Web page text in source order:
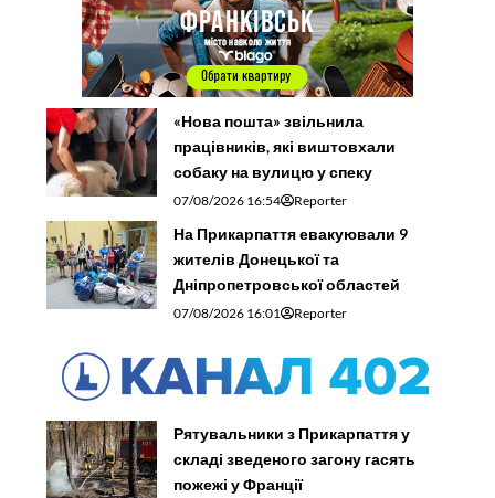
«Нова пошта» звільнила
працівників, які виштовхали
собаку на вулицю у спеку
07/08/2026 16:54 Reporter
На Прикарпаття евакуювали 9
жителів Донецької та
Дніпропетровської областей
07/08/2026 16:01 Reporter
Рятувальники з Прикарпаття у
складі зведеного загону гасять
пожежі у Франції